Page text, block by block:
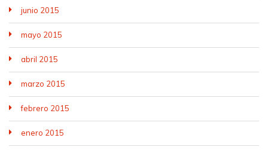
junio 2015
mayo 2015
abril 2015
marzo 2015
febrero 2015
enero 2015